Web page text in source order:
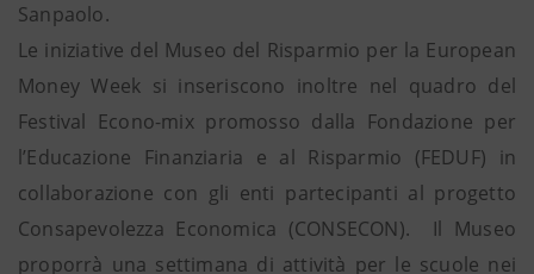
Sanpaolo.
Le iniziative del Museo del Risparmio per la European
Money Week si inseriscono inoltre nel quadro del
Festival Econo-mix promosso dalla Fondazione per
l’Educazione Finanziaria e al Risparmio (FEDUF) in
collaborazione con gli enti partecipanti al progetto
Consapevolezza Economica (CONSECON). Il Museo
proporrà una settimana di attività per le scuole nei